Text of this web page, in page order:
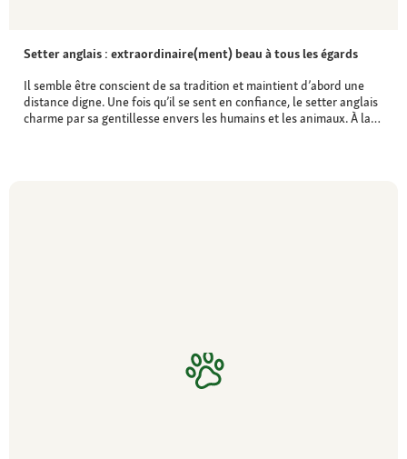
Setter anglais : extraordinaire(ment) beau à tous les égards
Il semble être conscient de sa tradition et maintient d’abord une
distance digne. Une fois qu’il se sent en confiance, le setter anglais
charme par sa gentillesse envers les humains et les animaux. À la…